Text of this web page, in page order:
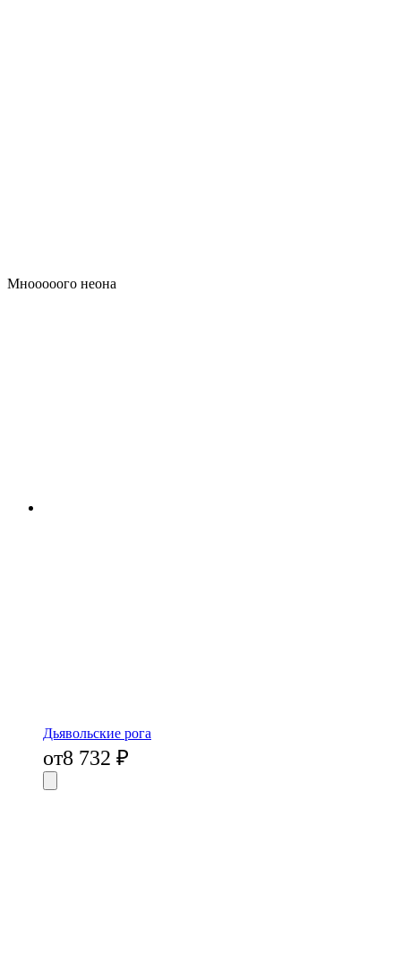
Мнооооого неона
Дьявольские рога
от8 732 ₽